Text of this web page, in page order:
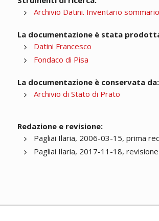
Archivio Datini. Inventario sommario
La documentazione è stata
Datini Francesco
Fondaco di Pisa
La documentazione è conservata da:
Archivio di Stato di Prato
Redazione e revisione:
Pagliai Ilaria, 2006-03-15, prima
Pagliai Ilaria, 2017-11-18, revisione